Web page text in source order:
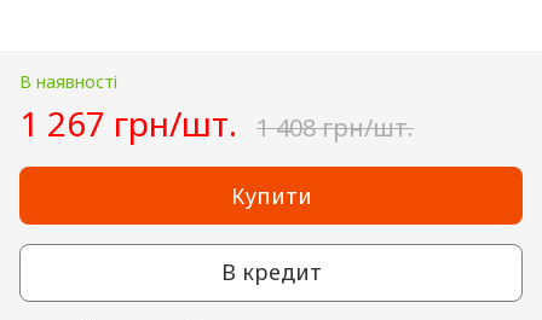
В наявності
1 267 грн/шт. 1 408 грн/шт.
Купити
В кредит